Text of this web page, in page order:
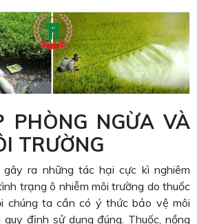
PHÒNG NGỪA VÀ
TRƯỜNG
ra những tác hại cực kì nghiêm
trạng ô nhiễm môi trường do thuốc
chúng ta cần có ý thức bảo vệ môi
định sử dụng đúng. Thuốc, nồng